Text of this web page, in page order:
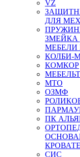
VZ
ДЛЯ
ЗМЕЙКА
МЕБЕЛИ
КОЛБИ-
КОМКОР
MTO
ОЗМФ
ПК
СИС